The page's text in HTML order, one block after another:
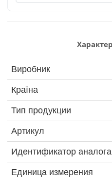
Виробник
Країна
Тип продукции
Артикул
Идентификатор аналога
Единица измерения